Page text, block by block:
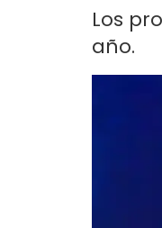
Los
año.